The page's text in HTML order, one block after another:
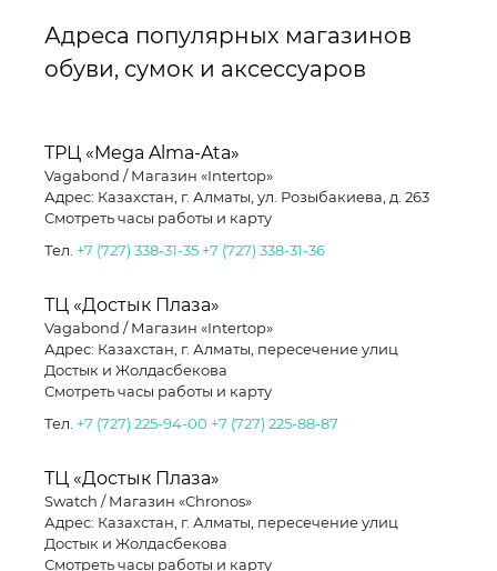
Адреса популярных магазинов
обуви, сумок и аксессуаров
ТРЦ «Mega Alma-Ata»
Vagabond / Магазин «Intertop»
Адрес: Казахстан, г. Алматы, ул. Розыбакиева, д. 263
Смотреть часы работы и карту
Тел. +7 (727) 338-31-35 +7 (727) 338-31-36
ТЦ «Достык Плаза»
Vagabond / Магазин «Intertop»
Адрес: Казахстан, г. Алматы, пересечение улиц
Достык и Жолдасбекова
Смотреть часы работы и карту
Тел. +7 (727) 225-94-00 +7 (727) 225-88-87
ТЦ «Достык Плаза»
Swatch / Магазин «Chronos»
Адрес: Казахстан, г. Алматы, пересечение улиц
Достык и Жолдасбекова
Смотреть часы работы и карту